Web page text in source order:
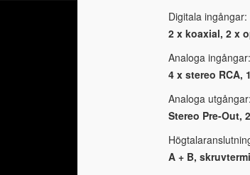
Digitala ingångar:
2 x koaxial, 2 x
Analoga ingångar:
4 x stereo RCA,
Analoga utgångar:
Stereo Pre-Out,
A + B,